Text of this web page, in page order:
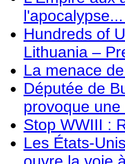
l'apocalypse...
Hundreds of
Lithuania –
La menace
Députée de
provoque
Stop WWIII :
Les États-